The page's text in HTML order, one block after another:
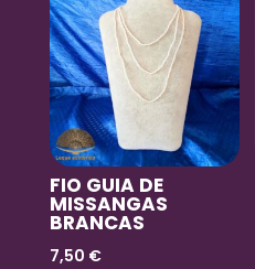
FIO GUIA DE
MISSANGAS
BRANCAS
7,50 €